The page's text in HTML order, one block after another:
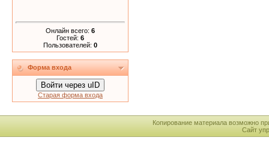
Онлайн всего: 6
Гостей: 6
Пользователей: 0
Форма входа
Войти через uID
Старая форма входа
Копирование материала возможно
Сайт